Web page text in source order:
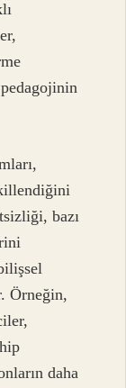
bazı
Örneğin,
daha